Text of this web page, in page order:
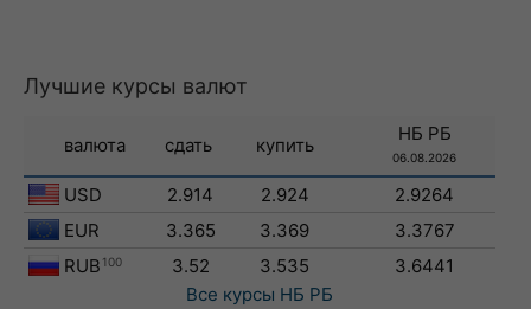
Лучшие курсы валют
валюта сдать купить
НБ РБ
06.08.2026
USD 2.914 2.924
2.9264
EUR
3.365 3.369
3.3767
RUB 100 3.52 3.535
3.6441
Все курсы НБ РБ